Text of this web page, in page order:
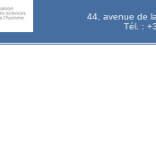
44, avenue de
Tél. :